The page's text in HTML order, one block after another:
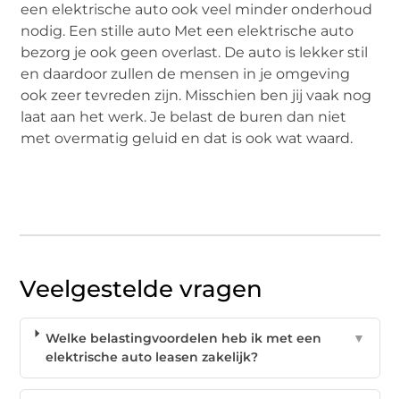
een elektrische auto ook veel minder onderhoud
nodig. Een stille auto Met een elektrische auto
bezorg je ook geen overlast. De auto is lekker stil
en daardoor zullen de mensen in je omgeving
ook zeer tevreden zijn. Misschien ben jij vaak nog
laat aan het werk. Je belast de buren dan niet
met overmatig geluid en dat is ook wat waard.
Veelgestelde vragen
Welke belastingvoordelen heb ik met een
elektrische auto leasen zakelijk?
▼